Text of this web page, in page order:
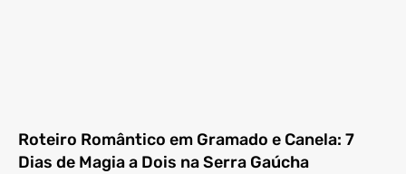
Roteiro Romântico em Gramado e Canela: 7
Dias de Magia a Dois na Serra Gaúcha